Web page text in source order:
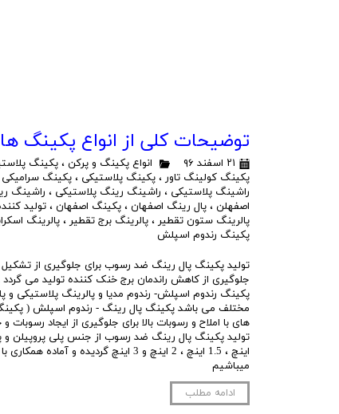
توضیحات کلی از انواع پکینگ ها
۲۱ اسفند ۹۶ انواع پکینگ و پرکن ، پکینگ
پکینگ کولینگ تاور ، پکینگ پلاستیکی ، پکینگ سرامیکی
راشینگ پلاستیکی ، راشینگ رینگ پلاستیکی ، راشینگ
اصفهلن ، پال رینگ اصفهان ، پکینگ اصفهان ، تولید
پالرینگ ستون تقطیر ، پالرینگ برج تقطیر ، پالرینگ
پکینگ رندوم اسپلش
تولید پکینگ پال رینگ ضد رسوب برای جلوگیری از تشکیل
جلوگیری از کاهش راندمان برج خنک کننده تولید می
پکینگ رندوم اسپلش- رندوم مدیا و پالرینگ پلاستیکی و
مختلف می باشد پکینگ پال رینگ - رندوم اسپلش (
های با املاح و رسوبات بالا برای جلوگیری از ایجاد رسوبات
اینچ ، 1.5 اینچ ، 2 اینچ و 3 اینچ گردیده و
میباشیم
ادامه مطلب